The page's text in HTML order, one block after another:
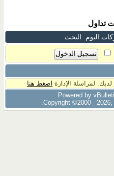
تداول
اليوم البحث
لمراسلة الإدارة اضغط هنا
Powered by
Copyright ©2000 -